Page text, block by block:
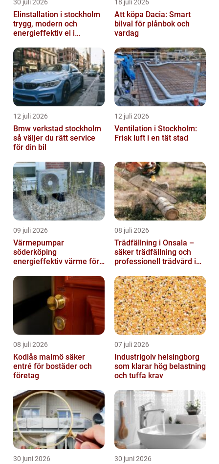
30 juli 2026
Elinstallation i stockholm
trygg, modern och
energieffektiv el i
18 juli 2026
Att köpa Dacia: Smart
bilval för plånbok och
vardag
12 juli 2026
Bmw verkstad stockholm
så väljer du rätt service
för din bil
12 juli 2026
Ventilation i Stockholm:
Frisk luft i en tät stad
09 juli 2026
Värmepumpar
söderköping
energieffektiv värme för
08 juli 2026
Trädfällning i Onsala –
säker trädfällning och
professionell trädvård i
08 juli 2026
Kodlås malmö säker
entré för bostäder och
företag
07 juli 2026
Industrigolv helsingborg
som klarar hög belastning
och tuffa krav
30 juni 2026 30 juni 2026